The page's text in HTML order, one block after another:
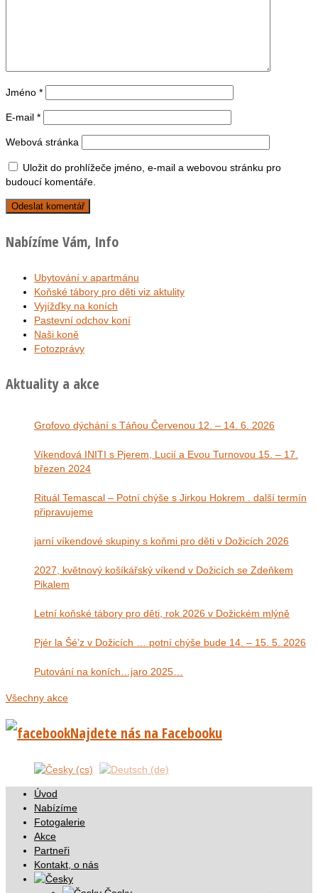
Jméno *
E-mail *
Webová stránka
Uložit do prohlížeče jméno, e-mail a webovou stránku pro
budoucí komentáře.
Nabízíme Vám, Info
Ubytování v apartmánu
Koňské tábory pro děti viz aktulity
Vyjížďky na koních
Pastevní odchov koní
Naši koně
Fotozprávy
Aktuality a akce
Grofovo dýchání s Táňou Červenou 12. – 14. 6. 2026
Víkendová INITI s Pjerem, Lucií a Evou Turnovou 15. – 17.
březen 2024
Rituál Temascal – Potní chýše s Jirkou Hokrem . další termín
připravujeme
jarní víkendové skupiny s koňmi pro děti v Dožicích 2026
2027, květnový košíkářský víkend v Dožicích se Zdeňkem
Pikalem
Letní koňské tábory pro děti, rok 2026 v Dožickém mlýně
Pjér la Šé’z v Dožicích … potní chýše bude 14. – 15. 5. 2026
Putování na koních…jaro 2025…
Všechny akce
Najdete nás na Facebooku
Úvod
Nabízíme
Fotogalerie
Akce
Partneři
Kontakt, o nás